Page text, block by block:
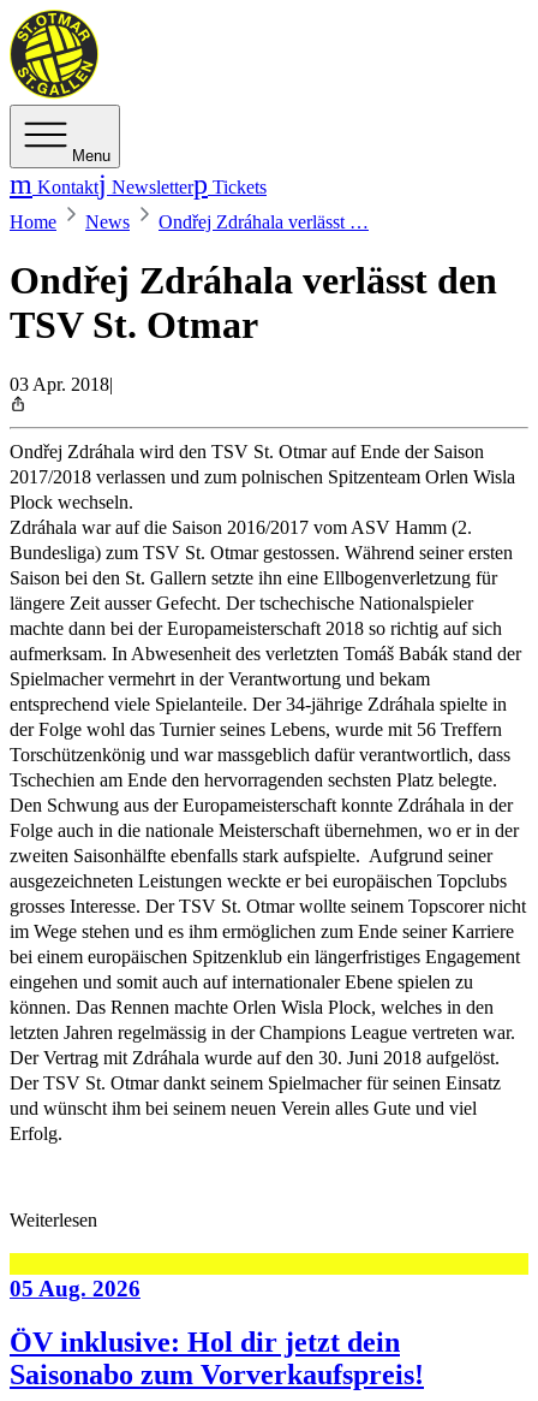
Menu
Kontakt Newsletter
Tickets
Home
News Ondřej Zdráhala verlässt …
Ondřej Zdráhala verlässt den
TSV St. Otmar
03 Apr. 2018|
Ondřej Zdráhala wird den TSV St. Otmar auf Ende der Saison
2017/2018 verlassen und zum polnischen Spitzenteam Orlen Wisla
Plock wechseln.
Zdráhala war auf die Saison 2016/2017 vom ASV Hamm (2.
Bundesliga) zum TSV St. Otmar gestossen. Während seiner ersten
Saison bei den St. Gallern setzte ihn eine Ellbogenverletzung für
längere Zeit ausser Gefecht. Der tschechische Nationalspieler
machte dann bei der Europameisterschaft 2018 so richtig auf sich
aufmerksam. In Abwesenheit des verletzten Tomáš Babák stand der
Spielmacher vermehrt in der Verantwortung und bekam
entsprechend viele Spielanteile. Der 34-jährige Zdráhala spielte in
der Folge wohl das Turnier seines Lebens, wurde mit 56 Treffern
Torschützenkönig und war massgeblich dafür verantwortlich, dass
Tschechien am Ende den hervorragenden sechsten Platz belegte.
Den Schwung aus der Europameisterschaft konnte Zdráhala in der
Folge auch in die nationale Meisterschaft übernehmen, wo er in der
zweiten Saisonhälfte ebenfalls stark aufspielte. Aufgrund seiner
ausgezeichneten Leistungen weckte er bei europäischen Topclubs
grosses Interesse. Der TSV St. Otmar wollte seinem Topscorer nicht
im Wege stehen und es ihm ermöglichen zum Ende seiner Karriere
bei einem europäischen Spitzenklub ein längerfristiges Engagement
eingehen und somit auch auf internationaler Ebene spielen zu
können. Das Rennen machte Orlen Wisla Plock, welches in den
letzten Jahren regelmässig in der Champions League vertreten war.
Der Vertrag mit Zdráhala wurde auf den 30. Juni 2018 aufgelöst.
Der TSV St. Otmar dankt seinem Spielmacher für seinen Einsatz
und wünscht ihm bei seinem neuen Verein alles Gute und viel
Erfolg.
Weiterlesen
05 Aug. 2026
ÖV inklusive: Hol dir jetzt dein
Saisonabo zum Vorverkaufspreis!